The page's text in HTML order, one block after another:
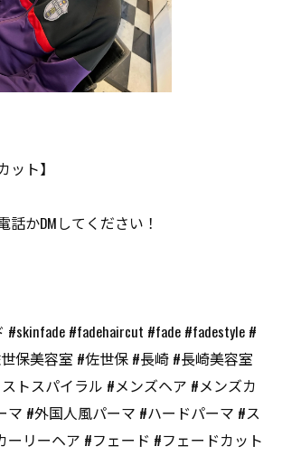
ット】
話かDMしてください！
#fadehaircut #fade #fadestyle #
保美容室 #佐世保 #長崎 #長崎美容室
トスパイラル #メンズヘア #メンズカ
マ #外国人風パーマ #ハードパーマ #ス
ーリーヘア #フェード #フェードカット